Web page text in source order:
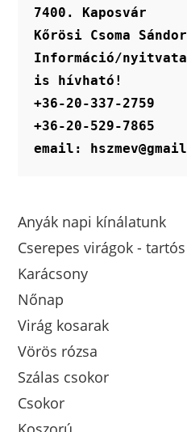
7400. Kaposvár
Kőrösi Csoma
Információ/
is hívható!
+36-20-337-2759
+36-20-529-7865
email:
Anyák napi kínálatunk
Cserepes virágok -
Karácsony
Nőnap
Virág kosarak
Vörös rózsa
Szálas csokor
Csokor